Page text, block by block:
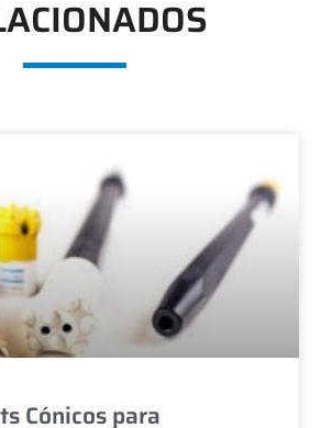
Cónicos para